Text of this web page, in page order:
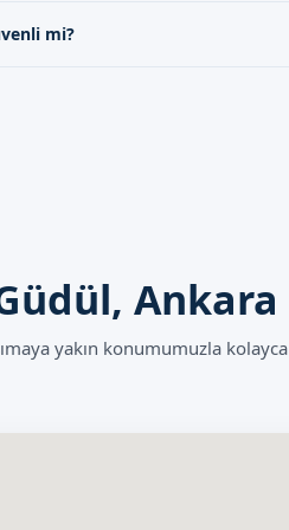
mi?
Ankara
yakın konumumuzla kolayca